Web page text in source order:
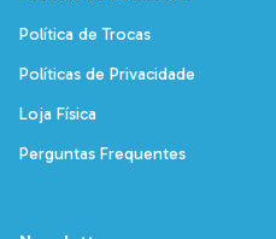
Política de Trocas
Políticas de Privacidade
Loja Física
Perguntas Frequentes